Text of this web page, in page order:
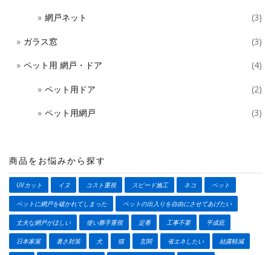
網戸ネット (3)
ガラス窓 (3)
ペット用 網戸・ドア (4)
ペット用ドア (2)
ペット用網戸 (3)
商品をお悩みから探す
UVカット イヌ コスト重視 スピード施工 ネコ ペット
ペットに網戸を破かれてしまった ペットの出入りを自由にさせてあげたい
丈夫な網戸がほしい 使い勝手重視 定番 工事不要 平成庇
日本家屋 暑さ対策 犬 猫 玄関 省エネしたい 結露軽減